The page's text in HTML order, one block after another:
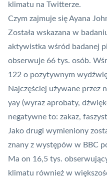
klimatu na Twitterze.
Czym zajmuje się Ayana
Została wskazana w
aktywistka wśród badanej
obserwuje 66 tys. osób.
122 o pozytywnym
Najczęściej używane przez
yay (wyraz aprobaty,
negatywne to: zakaz,
Jako drugi wymieniony
znany z występów w BBC
Ma on 16,5 tys.
klimatu również w